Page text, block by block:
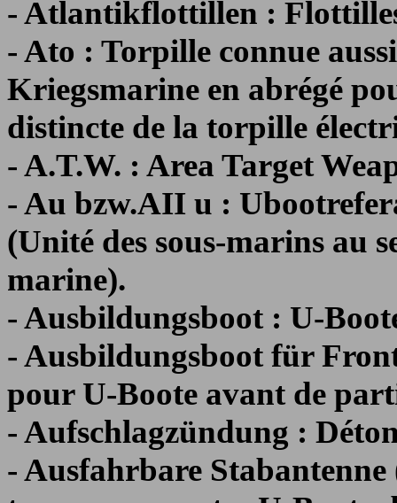
- Atlantikflottillen :
- Ato : Torpille connue
Kriegsmarine en abrégé
distincte de la torpille
- A.T.W. : Area Target
- Au bzw.AII u :
(Unité des sous-marins au
marine).
- Ausbildungsboot : U-
- Ausbildungsboot für
pour U-Boote avant de
- Aufschlagzündung :
- Ausfahrbare